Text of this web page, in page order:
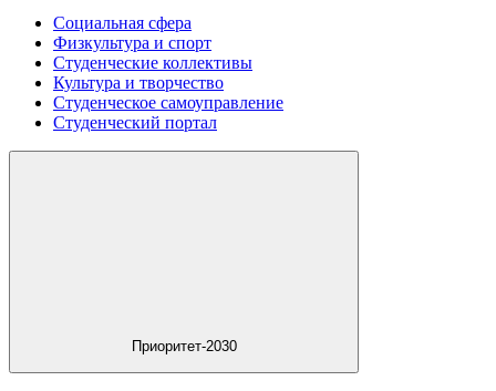
Социальная сфера
Физкультура и спорт
Студенческие коллективы
Культура и творчество
Студенческое самоуправление
Студенческий портал
Приоритет-2030